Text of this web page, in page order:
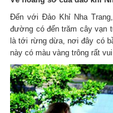
Đến với Đảo Khỉ Nha
đường có đến trăm cây vạn
là tới rừng dừa, nơi đây có
này có màu vàng trông rất